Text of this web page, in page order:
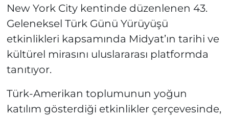
New York City kentinde düzenlenen 43.
Geleneksel Türk Günü Yürüyüşü
etkinlikleri kapsamında Midyat’ın tarihi ve
kültürel mirasını uluslararası platformda
tanıtıyor.
Türk-Amerikan toplumunun yoğun
katılım gösterdiği etkinlikler çerçevesinde,